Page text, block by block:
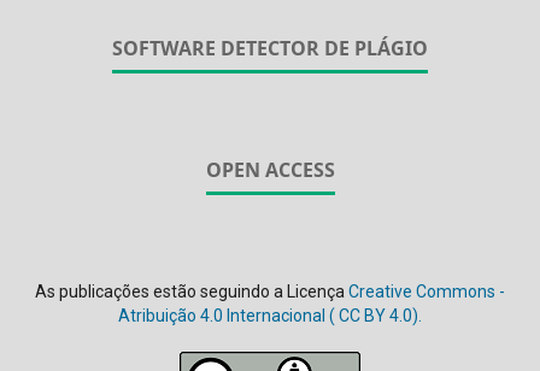
SOFTWARE DETECTOR DE PLÁGIO
OPEN ACCESS
As publicações estão seguindo a LicençaCreative Commons -
Atribuição 4.0 Internacional ( CC BY 4.0).